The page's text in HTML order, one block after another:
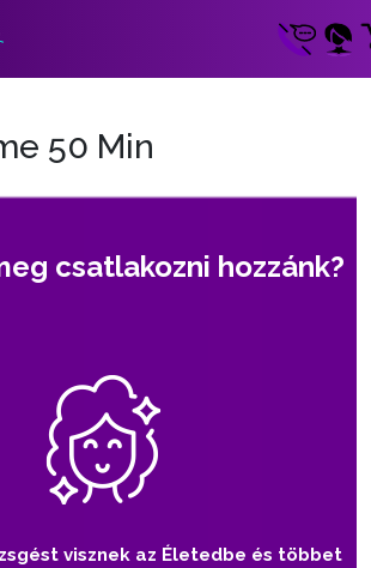
50 Min
csatlakozni hozzánk?
visznek az Életedbe és többet